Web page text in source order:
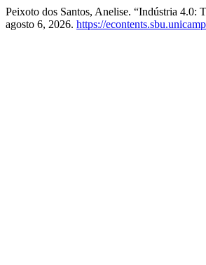
Peixoto dos Santos, Anelise. “Indústria 4.0:
agosto 6, 2026. https://